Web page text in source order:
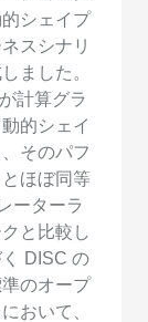
シェイプ
スシナリ
ました。
計算グラ
的シェイ
そのパフ
ほぼ同等
ーターラ
と比較し
DISC の
のオープ
おいて、